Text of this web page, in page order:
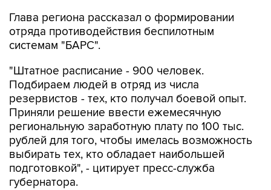
Глава региона рассказал о формировании
отряда противодействия беспилотным
системам "БАРС".
"Штатное расписание - 900 человек.
Подбираем людей в отряд из числа
резервистов - тех, кто получал боевой опыт.
Приняли решение ввести ежемесячную
региональную заработную плату по 100 тыс.
рублей для того, чтобы имелась возможность
выбирать тех, кто обладает наибольшей
подготовкой", - цитирует пресс-служба
губернатора.